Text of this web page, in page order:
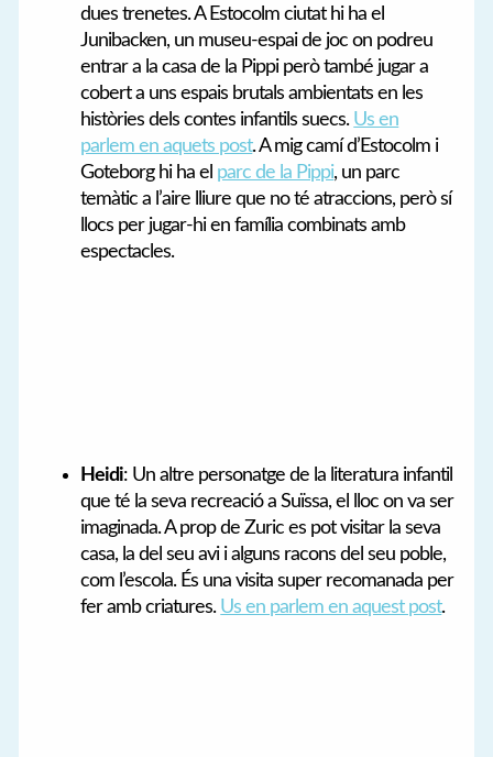
dues trenetes. A Estocolm ciutat hi ha el
Junibacken, un museu-espai de joc on podreu
entrar a la casa de la Pippi però també jugar a
cobert a uns espais brutals ambientats en les
històries dels contes infantils suecs. Us en
parlem en aquets post. A mig camí d’Estocolm i
Goteborg hi ha el parc de la Pippi, un parc
temàtic a l’aire lliure que no té atraccions, però sí
llocs per jugar-hi en família combinats amb
espectacles.
Heidi: Un altre personatge de la literatura infantil
que té la seva recreació a Suïssa, el lloc on va ser
imaginada. A prop de Zuric es pot visitar la seva
casa, la del seu avi i alguns racons del seu poble,
com l’escola. És una visita super recomanada per
fer amb criatures. Us en parlem en aquest post.